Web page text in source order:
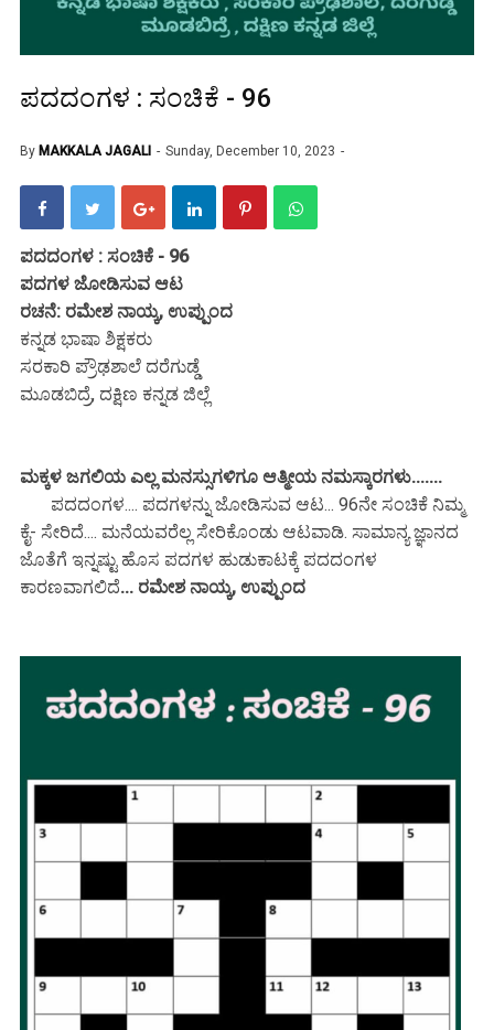
ಪದದಂಗಳ : ಸಂಚಿಕೆ - 96
By MAKKALA JAGALI Sunday, December 10, 2023
ಪದದಂಗಳ : ಸಂಚಿಕೆ - 96
ಪದಗಳ ಜೋಡಿಸುವ ಆಟ
ರಚನೆ: ರಮೇಶ ನಾಯ್ಕ, ಉಪ್ಪುಂದ
ಕನ್ನಡ ಭಾಷಾ ಶಿಕ್ಷಕರು
ಸರಕಾರಿ ಪ್ರೌಢಶಾಲೆ ದರೆಗುಡ್ಡೆ
ಮೂಡಬಿದ್ರೆ, ದಕ್ಷಿಣ ಕನ್ನಡ ಜಿಲ್ಲೆ
ಮಕ್ಕಳ ಜಗಲಿಯ ಎಲ್ಲ ಮನಸ್ಸುಗಳಿಗೂ ಆತ್ಮೀಯ ನಮಸ್ಕಾರಗಳು.......
ಪದದಂಗಳ.... ಪದಗಳನ್ನು ಜೋಡಿಸುವ ಆಟ... 96ನೇ ಸಂಚಿಕೆ ನಿಮ್ಮ
ಕೈ- ಸೇರಿದೆ.... ಮನೆಯವರೆಲ್ಲ ಸೇರಿಕೊಂಡು ಆಟವಾಡಿ. ಸಾಮಾನ್ಯ ಜ್ಞಾನದ
ಜೊತೆಗೆ ಇನ್ನಷ್ಟು ಹೊಸ ಪದಗಳ ಹುಡುಕಾಟಕ್ಕೆ ಪದದಂಗಳ
ಕಾರಣವಾಗಲಿದೆ... ರಮೇಶ ನಾಯ್ಕ, ಉಪ್ಪುಂದ